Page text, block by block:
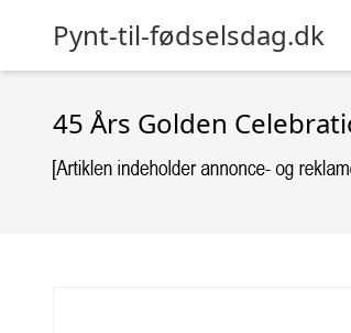
Pynt-til-fødselsdag.dk
45 Års Golden